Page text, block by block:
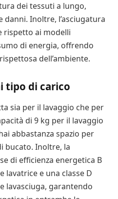
dei tessuti a lungo,
Inoltre, l’asciugatura
rispetto ai modelli
di energia, offrendo
dell’ambiente.
tipo di carico
sia per il lavaggio che per
di 9 kg per il lavaggio
abbastanza spazio per
bucato. Inoltre, la
di efficienza energetica B
lavatrice e una classe D
lavasciuga, garantendo